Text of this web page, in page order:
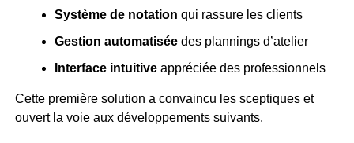
Système de notation qui rassure les clients
Gestion automatiséedes plannings d’atelier
Interface intuitiveappréciée des professionnels
Cette première solution a convaincu les sceptiques et
ouvert la voie aux développements suivants.